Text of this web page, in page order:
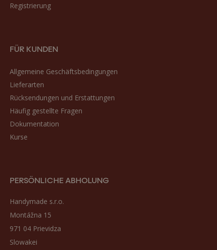
Registrierung
FÜR KUNDEN
Allgemeine Geschäftsbedingungen
Lieferarten
Rücksendungen und Erstattungen
Häufig gestellte Fragen
Dokumentation
Kurse
PERSÖNLICHE ABHOLUNG
Handymade s.r.o.
Montážna 15
971 04 Prievidza
Slowakei